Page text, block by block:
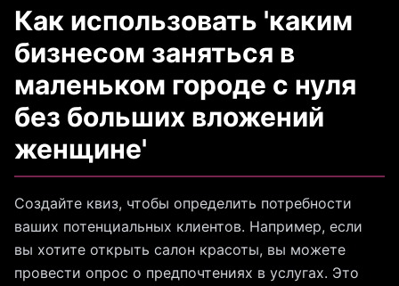
Как использовать 'каким
бизнесом заняться в
маленьком городе с нуля
без больших вложений
женщине'
Создайте квиз, чтобы определить потребности
ваших потенциальных клиентов. Например, если
вы хотите открыть салон красоты, вы можете
провести опрос о предпочтениях в услугах. Это